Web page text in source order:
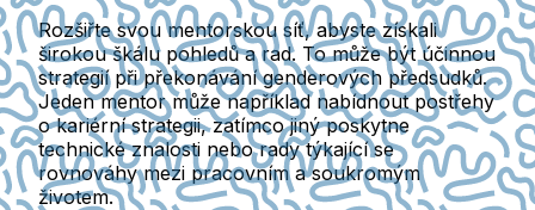
Rozšiřte svou mentorskou síť, abyste získali
širokou škálu pohledů a rad. To může být účinnou
strategií při překonávání genderových předsudků.
Jeden mentor může například nabídnout postřehy
o kariérní strategii, zatímco jiný poskytne
technické znalosti nebo rady týkající se
rovnováhy mezi pracovním a soukromým
životem.